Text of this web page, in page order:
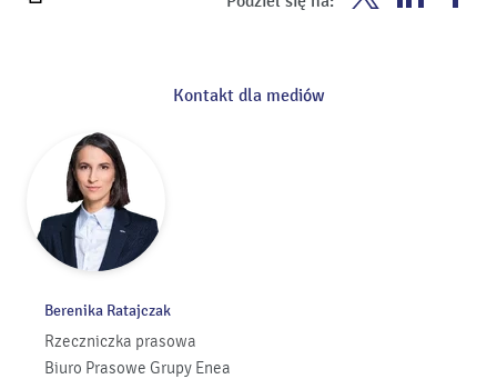
Wydrukuj
Kontakt dla mediów
Berenika Ratajczak
Rzeczniczka prasowa
Biuro Prasowe Grupy Enea